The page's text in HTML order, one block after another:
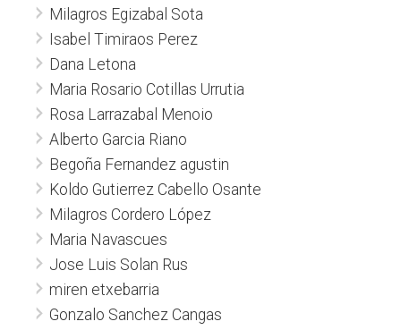
Milagros Egizabal Sota
Isabel Timiraos Perez
Dana Letona
Maria Rosario Cotillas Urrutia
Rosa Larrazabal Menoio
Alberto Garcia Riano
Begoña Fernandez agustin
Koldo Gutierrez Cabello Osante
Milagros Cordero López
Maria Navascues
Jose Luis Solan Rus
miren etxebarria
Gonzalo Sanchez Cangas